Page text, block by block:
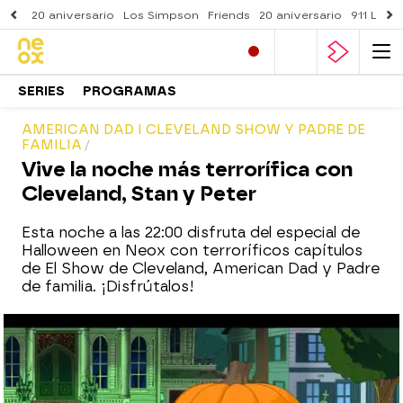
20 aniversario Los Simpson Friends 20 aniversario 911
SERIES PROGRAMAS
AMERICAN DAD I CLEVELAND SHOW Y PADRE DE
FAMILIA
Vive la noche más terrorífica con
Cleveland, Stan y Peter
Esta noche a las 22:00 disfruta del especial de
Halloween en Neox con terroríficos capítulos
de El Show de Cleveland, American Dad y Padre
de familia. ¡Disfrútalos!